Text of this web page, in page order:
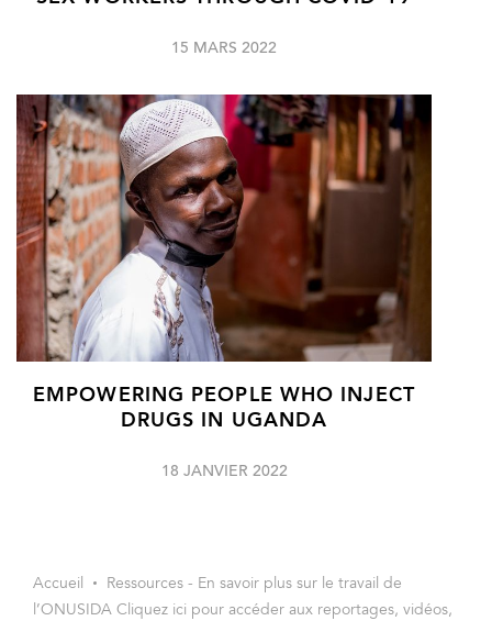
15 MARS 2022
EMPOWERING PEOPLE WHO INJECT
DRUGS IN UGANDA
18 JANVIER 2022
Accueil
Ressources - En savoir plus sur le travail de
l’ONUSIDA Cliquez ici pour accéder aux reportages, vidéos,